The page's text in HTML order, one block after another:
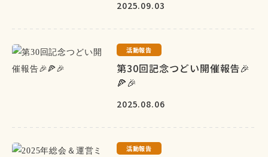
2025.09.03
活動報告
第30回記念つどい開催報告🎉
🍕🎉
2025.08.06
活動報告